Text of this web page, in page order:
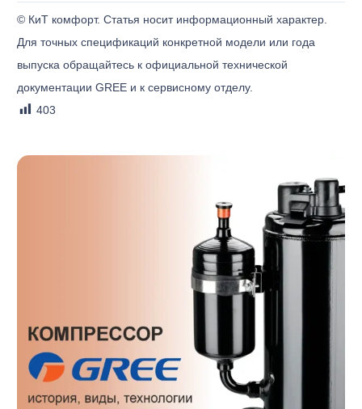
© КиТ комфорт. Статья носит информационный характер.
Для точных спецификаций конкретной модели или года
выпуска обращайтесь к официальной технической
документации GREE и к сервисному отделу.
403